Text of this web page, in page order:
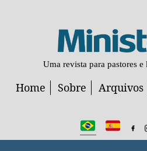
Uma revista para pastores
Home Sobre Arquivos